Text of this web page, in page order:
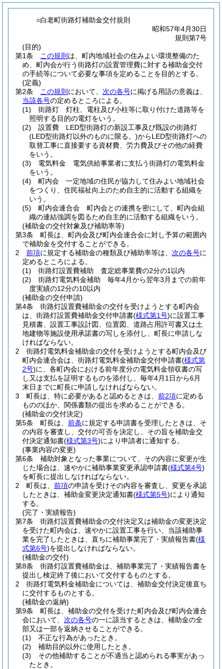
○白老町街路灯補助金交付規則
昭和57年4月30日
規則第7号
(目的)
第1条
この規則 は、町内地域社会の住みよい環境整備のた
め、町内会が行う街路灯の設置管理費に対する補助金交付
の手続等について必要な事項を定めることを目的とする。
(定義)
第2条
この規則 において、 次の各号に掲げる用語の意義は、
当該各号の定めるところによる。
(1)
街路灯 灯柱、電柱及び小柱等に取り付けた道路等を
照明する目的の電灯をいう。
(2)
設置費 LED型街路灯の新設工事及び既設の街路灯
(LED型街路灯以外のものに限る。)からLED型街路灯への
取替工事に直接要する資材費、労力費及びその他の経費
をいう。
(3)
電気料金 電気供給事業者に支払う街路灯の電気料金
をいう。
(4)
町内会 一定地域の住民が協力して住みよい地域社会
をつくり、住民福祉向上のため自主的に活動する組織を
いう。
(5)
町内会連合会 町内会との連携を密にして、町内会組
織の連結強調を図るため自主的に活動する組織をいう。
(補助金の交付対象及び補助率等)
第3条
町長は、町内会及び町内会連合会に対し予算の範囲内
で補助金を交付することができる。
2
前項に規定する補助金の種類及び補助率等は、 次の各号に
定めるところによる。
(1)
街路灯設置費補助 査定総事業費の2分の1以内
(2)
街路灯電気料金補助 毎年4月から翌年3月までの前年
度実績の12分の10以内
(補助金の交付申請)
第4条
街路灯設置費補助金の交付を受けようとする町内会
は、街路灯設置費補助金交付申請書(様式第1号)に設置工事
見積書、設置工事設計図、位置図、道路占用許可書又は土
地建物等施設使用承諾書の写しを添付し、町長に申請しな
ければならない。
2
街路灯電気料金補助金の交付を受けようとする町内会及び
町内会連合会は、街路灯電気料金補助金交付申請書(様式第
2号)に、各町内会における前年度分の電気料金領収書の写
し又は支払を証明するものを添付し、毎年4月1日から6月
末日までに町長に申請しなければならない。
3
町長は、特に必要があると認めるときは、 前2項に定める
もののほか、関係書類の提出を求めることができる。
(補助金の交付決定)
第5条
町長は、 前条に規定する申請書を受理したときは、そ
の内容を審査し、交付の可否を決定し、その旨を補助金交
付決定通知書(様式第3号)により申請者に通知する。
(事業内容の変更)
第6条
補助対象となった事業について、その内容に変更が生
じた場合は、速やかに補助事業変更承認申請書(様式第4号)
を町長に提出しなければならない。
2
町長は、 前項の申請を受けその内容を審査し、変更を承認
したときは、補助金変更決定通知書(様式第5号)により通知
する。
(完了・実績報告)
第7条
街路灯設置費補助金の交付決定又は補助金の変更決定
を受けた町内会は、速やかに設置工事を行い、当該補助事
業を完了したときは、直ちに補助事業完了・実績報告書(様
式第6号)を提出しなければならない。
(補助金の交付)
第8条
街路灯設置費補助金は、補助事業完了・実績報告書を
提出し検定終了後において交付するものとする。
2
街路灯電気料金補助金については、補助金交付決定後直ち
に交付するものとする。
(補助金の返納)
第9条
町長は、補助金の交付を受けた町内会及び町内会連合
会において、 次の各号の一に該当するときは、補助金の全
部又は一部を返納させることができる。
(1)
不正な行為があったとき。
(2)
補助目的以外に使用したとき。
(3)
その他補助することが不適当と認められる事実があっ
たとき。